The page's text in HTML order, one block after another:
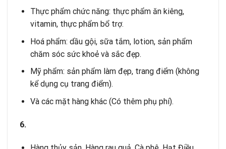
Thực phẩm chức năng: thực phẩm ăn kiêng,
vitamin, thực phẩm bổ trợ.
Hoá phẩm: dầu gội, sữa tắm, lotion, sản phẩm
chăm sóc sức khoẻ và sắc đẹp.
Mỹ phẩm: sản phẩm làm đẹp, trang điểm (không
kể dụng cụ trang điểm).
Và các mặt hàng khác (Có thêm phụ phí).
6.